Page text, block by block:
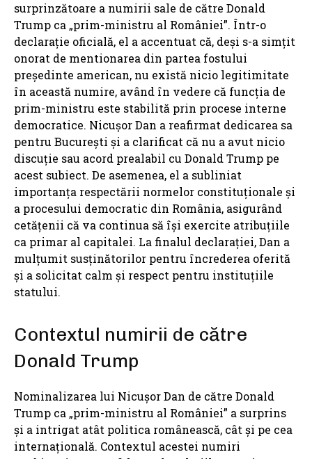
surprinzătoare a numirii sale de către Donald
Trump ca „prim-ministru al României”. Într-o
declarație oficială, el a accentuat că, deși s-a simțit
onorat de mentionarea din partea fostului
președinte american, nu există nicio legitimitate
în această numire, având în vedere că funcția de
prim-ministru este stabilită prin procese interne
democratice. Nicușor Dan a reafirmat dedicarea sa
pentru București și a clarificat că nu a avut nicio
discuție sau acord prealabil cu Donald Trump pe
acest subiect. De asemenea, el a subliniat
importanța respectării normelor constituționale și
a procesului democratic din România, asigurând
cetățenii că va continua să își exercite atribuțiile
ca primar al capitalei. La finalul declarației, Dan a
mulțumit susținătorilor pentru încrederea oferită
și a solicitat calm și respect pentru instituțiile
statului.
Contextul numirii de către
Donald Trump
Nominalizarea lui Nicușor Dan de către Donald
Trump ca „prim-ministru al României” a surprins
și a intrigat atât politica românească, cât și pe cea
internațională. Contextul acestei numiri